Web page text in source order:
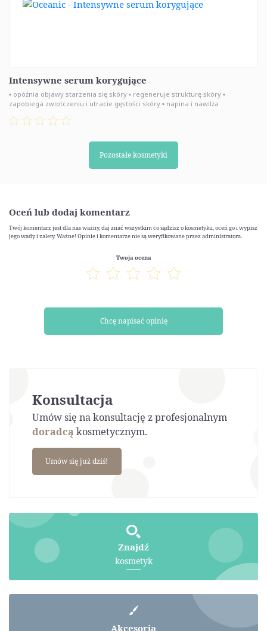
Intensywne serum korygujące
▪ opóźnia objawy starzenia się skóry ▪ regeneruje strukturę skóry ▪
zapobiega zwiotczeniu i utracie gęstości skóry ▪ napina i nawilża
Pozostałe kosmetyki
Oceń lub dodaj komentarz
Twój komentarz jest dla nas ważny, daj znać wszystkim co sądzisz o kosmetyku, oceń go i wypisz
jego wady i zalety. Ważne! Opinie i komentarze nie są weryfikowane przez administratora.
Twoja ocena
Chcę napisać opinię
Konsultacja
Umów się na konsultację z profesjonalnym
doradcąkosmetycznym.
Umów się już dziś!
Znajdź
kosmetyk
Akcesoria